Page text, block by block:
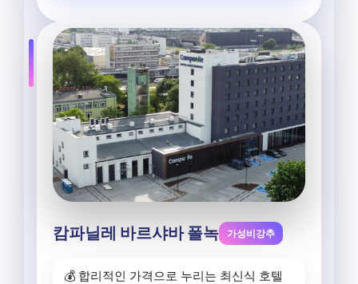
캄파닐레 바르샤바 폴녹 가성비강추
💰 합리적인 가격으로 누리는 최신식 호텔